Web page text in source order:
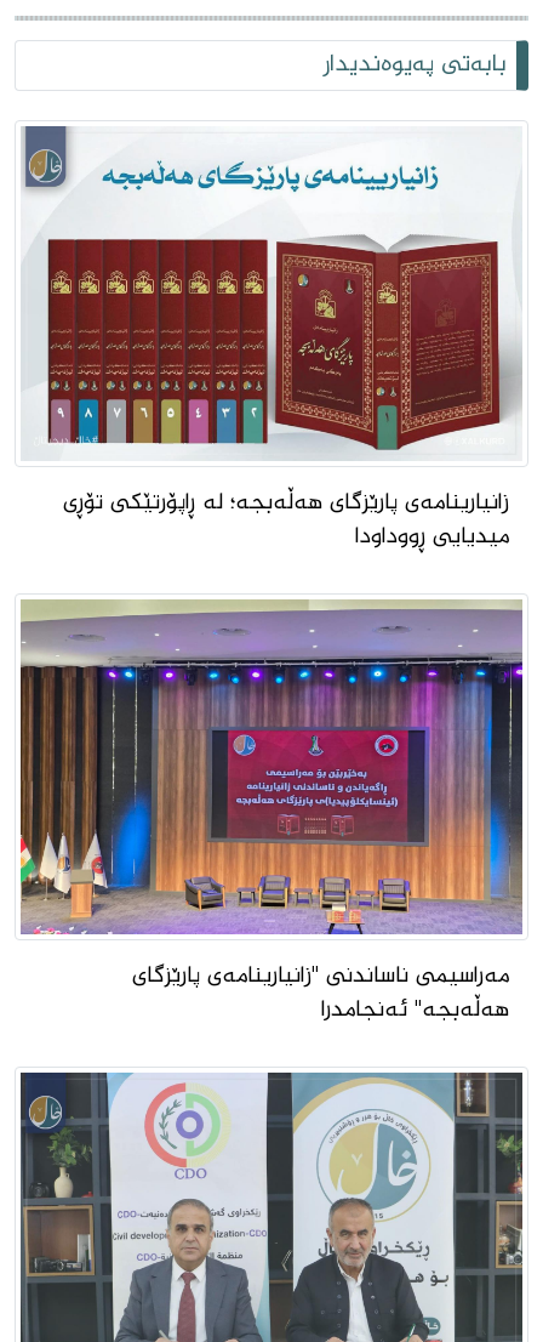
بابەتی پەیوەندیدار
زانیارینامەى پارێزگاى هەڵەبجە؛ لە ڕاپۆرتێکى تۆڕى
میدیایى ڕووداودا
مەراسیمی ناساندنی "زانیارینامەى پارێزگاى
هەڵەبجە" ئەنجامدرا